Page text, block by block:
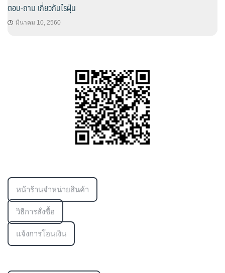
ตอบ-ถาม เกี่ยวกับไรฝุ่น
มีนาคม 10, 2560
หน้าร้านจำหน่ายสินค้า
วิธีการสั่งซื้อ
แจ้งการโอนเงิน